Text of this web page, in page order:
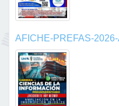
AFICHE-PREFAS-